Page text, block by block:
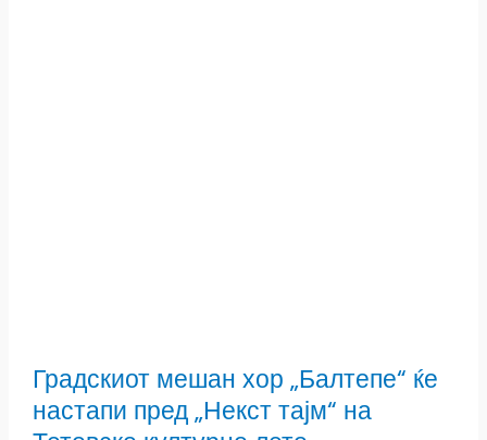
Градскиот мешан хор „Балтепе“ ќе
настапи пред „Некст тајм“ на